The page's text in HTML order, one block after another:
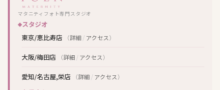
マタニティフォト専門スタジオ
スタジオ
東京/恵比寿店
（詳細 / アクセス）
大阪/梅田店 （詳細 / アクセス）
愛知/名古屋,栄店 （詳細 / アクセス）